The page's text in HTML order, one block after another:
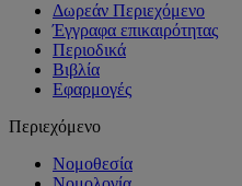
Δωρεάν Περιεχόμενο
Έγγραφα επικαιρότητας
Περιοδικά
Βιβλία
Εφαρμογές
Περιεχόμενο
Νομοθεσία